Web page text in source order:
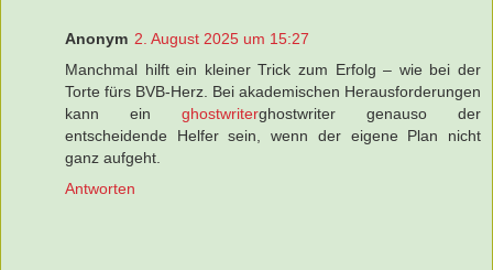
Anonym 2. August 2025 um 15:27
Manchmal hilft ein kleiner Trick zum Erfolg – wie bei der
Torte fürs BVB-Herz. Bei akademischen Herausforderungen
kann ein ghostwriterghostwriter genauso der
entscheidende Helfer sein, wenn der eigene Plan nicht
ganz aufgeht.
Antworten